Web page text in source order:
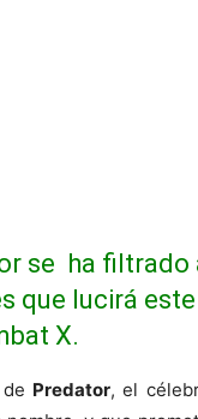
se ha
que lucirá
X.
Predator, el